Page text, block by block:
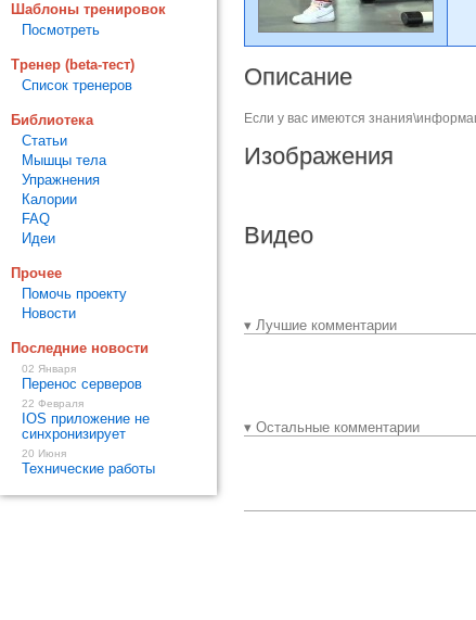
Описание
Если у вас имеются
Изображения
Видео
▾ Лучшие комментарии
▾ Остальные комментарии
Шаблоны тренировок
Посмотреть
Тренер (beta-тест)
Список тренеров
Библиотека
Статьи
Мышцы тела
Упражнения
Калории
FAQ
Идеи
Прочее
Помочь проекту
Новости
Последние новости
02 Января
Перенос серверов
22 Февраля
IOS приложение не
синхронизирует
20 Июня
Технические работы